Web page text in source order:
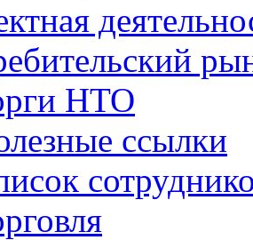
НТО
ссылки